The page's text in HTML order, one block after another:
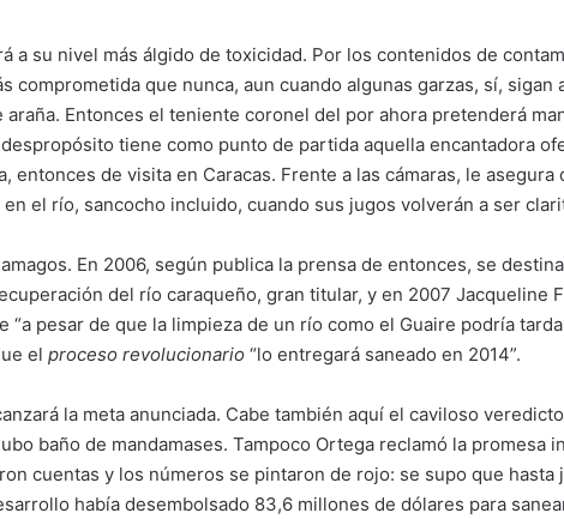
a su nivel más álgido de toxicidad. Por los contenidos de
comprometida que nunca, aun cuando algunas garzas, sí, sigan
Entonces el teniente coronel del por ahora pretenderá
tiene como punto de partida aquella encantadora
entonces de visita en Caracas. Frente a las cámaras, le asegura
el río, sancocho incluido, cuando sus jugos volverán a ser
En 2006, según publica la prensa de entonces, se
del río caraqueño, gran titular, y en 2007 Jacqueline
“a pesar de que la limpieza de un río como el Guaire podría
el proceso revolucionario “lo entregará saneado en 2014”.
la meta anunciada. Cabe también aquí el caviloso
baño de mandamases. Tampoco Ortega reclamó la promesa
cuentas y los números se pintaron de rojo: se supo que hasta
había desembolsado 83,6 millones de dólares para